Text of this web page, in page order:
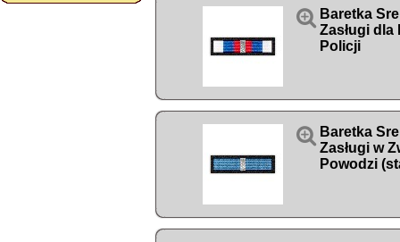
 Baretka
Zasługi
Policji
 Baretka
Zasługi w
Powodzi